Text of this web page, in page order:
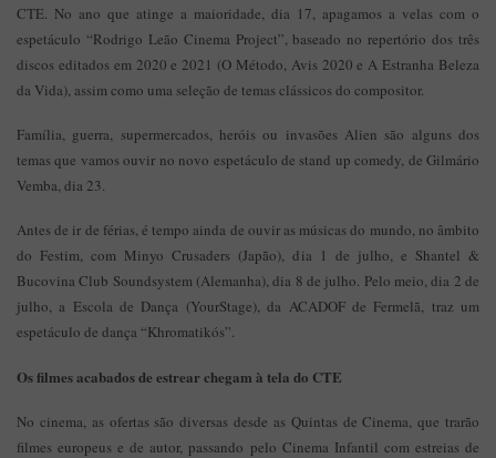
CTE. No ano que atinge a maioridade, dia 17, apagamos a velas com o
espetáculo “Rodrigo Leão Cinema Project”, baseado no repertório dos três
discos editados em 2020 e 2021 (O Método, Avis 2020 e A Estranha Beleza
da Vida), assim como uma seleção de temas clássicos do compositor.
Família, guerra, supermercados, heróis ou invasões Alien são alguns dos
temas que vamos ouvir no novo espetáculo de stand up comedy, de Gilmário
Vemba, dia 23.
Antes de ir de férias, é tempo ainda de ouvir as músicas do mundo, no âmbito
do Festim, com Minyo Crusaders (Japão), dia 1 de julho, e Shantel &
Bucovina Club Soundsystem (Alemanha), dia 8 de julho. Pelo meio, dia 2 de
julho, a Escola de Dança (YourStage), da ACADOF de Fermelã, traz um
espetáculo de dança “Khromatikós”.
Os filmes acabados de estrear chegam à tela do CTE
No cinema, as ofertas são diversas desde as Quintas de Cinema, que trarão
filmes europeus e de autor, passando pelo Cinema Infantil com estreias de